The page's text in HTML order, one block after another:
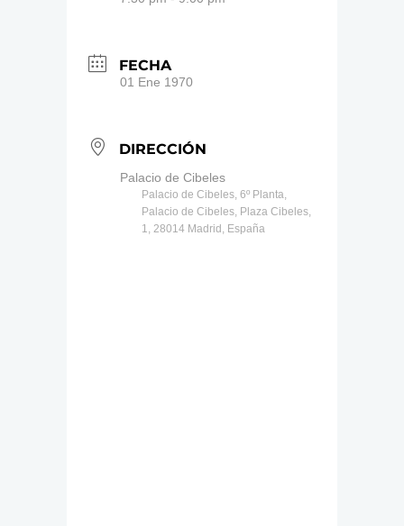
FECHA
01 Ene 1970
DIRECCIÓN
Palacio de Cibeles
Palacio de Cibeles, 6º Planta,
Palacio de Cibeles, Plaza Cibeles,
1, 28014 Madrid, España